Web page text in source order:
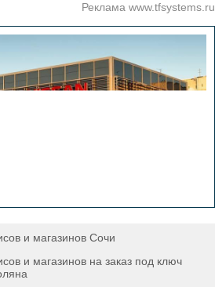
Реклама www.tfsystems.ru
и магазинов Сочи
и магазинов на заказ под ключ